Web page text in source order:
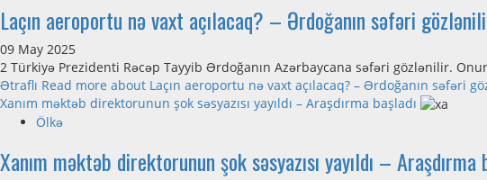
Laçın aeroportu nə vaxt açılacaq? – Ərdoğanın səfəri
09 May 2025
2 Türkiyə Prezidenti Rəcəp Tayyib Ərdoğanın Azərbaycana səfəri gözlənilir.
Ətraflı Read more about Laçın aeroportu nə vaxt açılacaq? – Ərdoğanın səfəri
Xanım məktəb direktorunun şok səsyazısı yayıldı – Araşdırma başladı
Ölkə
Xanım məktəb direktorunun şok səsyazısı yayıldı – Araşdırma